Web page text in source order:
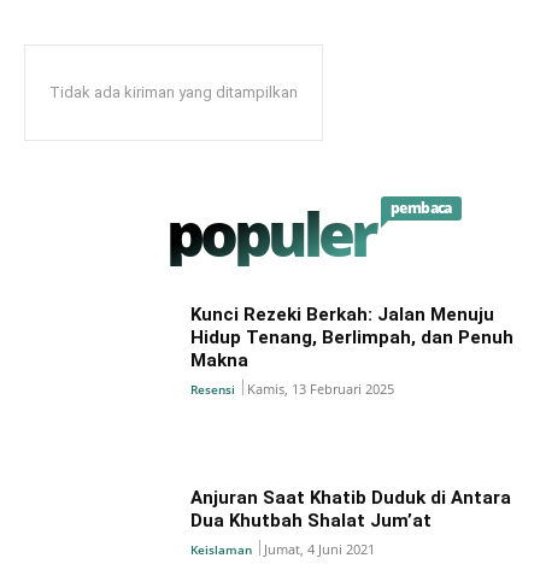
Tidak ada kiriman yang ditampilkan
populer pembaca
Kunci Rezeki Berkah: Jalan Menuju
Hidup Tenang, Berlimpah, dan Penuh
Makna
Resensi Kamis, 13 Februari 2025
Anjuran Saat Khatib Duduk di Antara
Dua Khutbah Shalat Jum’at
Keislaman Jumat, 4 Juni 2021